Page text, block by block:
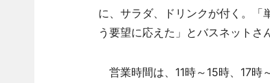
に、サラダ、ドリンクが付く。「
う要望に応えた」とバスネットさ
営業時間は、11時～15時、17時